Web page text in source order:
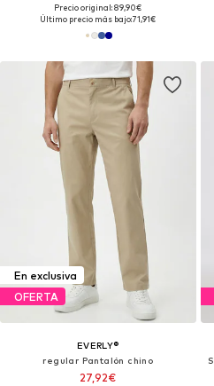
Precio original: 89,90€
Último precio más bajo:71,91€
En exclusiva
OFERTA
EVERLY®
regular Pantalón chino
27,92€